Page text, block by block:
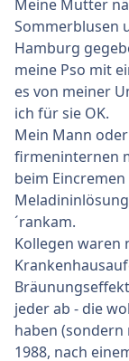
Meine Mutter
Sommerblusen
Hamburg
meine Pso mit
es von meiner
ich für sie OK.
Mein Mann
firmeninternen
beim
´rankam.
Kollegen waren
jeder ab - die
haben
1988, nach